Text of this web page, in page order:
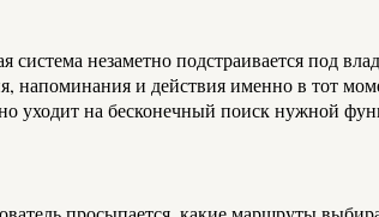
система незаметно подстраивается под
и действия именно в тот
уходит на бесконечный поиск нужной